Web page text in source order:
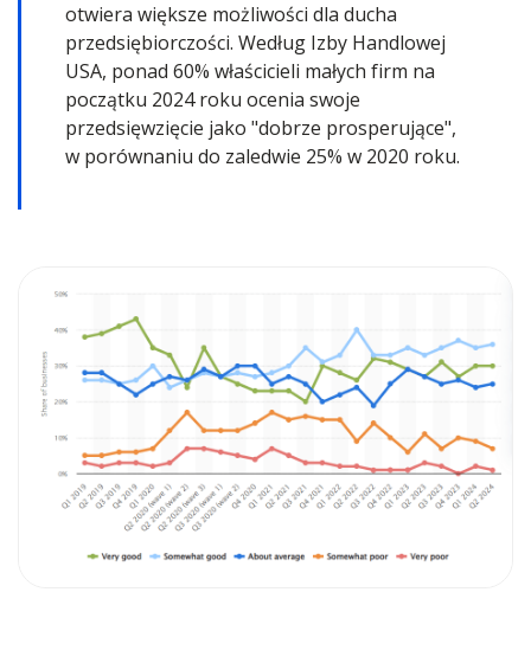
otwiera większe możliwości dla ducha
przedsiębiorczości. Według Izby Handlowej
USA, ponad 60% właścicieli małych firm na
początku 2024 roku ocenia swoje
przedsięwzięcie jako "dobrze prosperujące",
w porównaniu do zaledwie 25% w 2020 roku.